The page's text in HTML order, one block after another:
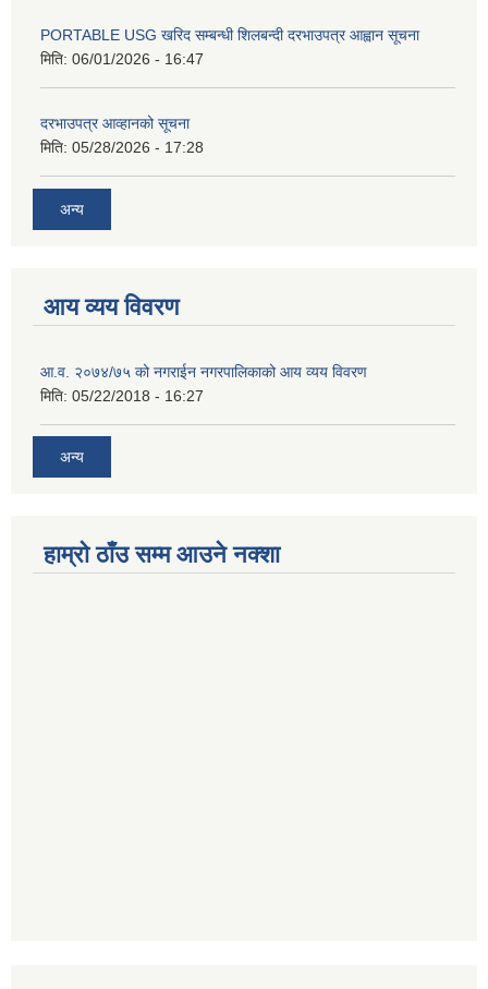
PORTABLE USG खरिद सम्बन्धी शिलबन्दी दरभाउपत्र आह्वान सूचना
मिति: 06/01/2026 - 16:47
दरभाउपत्र आव्हानको सूचना
मिति: 05/28/2026 - 17:28
अन्य
आय व्यय विवरण
आ.व. २०७४/७५ को नगराईन नगरपालिकाको आय व्यय विवरण
मिति: 05/22/2018 - 16:27
अन्य
हाम्रो ठाँउ सम्म आउने नक्शा